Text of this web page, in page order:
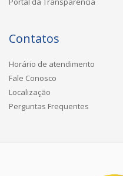
Contatos
Horário de atendimento
Fale Conosco
Localização
Perguntas Frequentes